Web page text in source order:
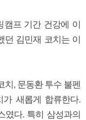
캠프 기간 건강에 이
던 김민재 코치는 이
치, 문동환 투수 불펜
가 새롭게 합류한다.
였다. 특히 삼성과의